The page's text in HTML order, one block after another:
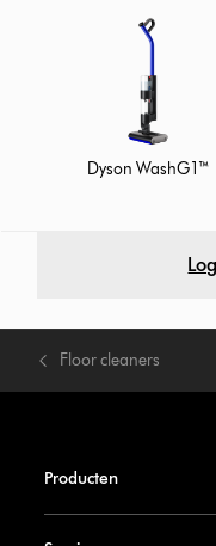
Dyson WashG1™
Floor cleaners
Producten